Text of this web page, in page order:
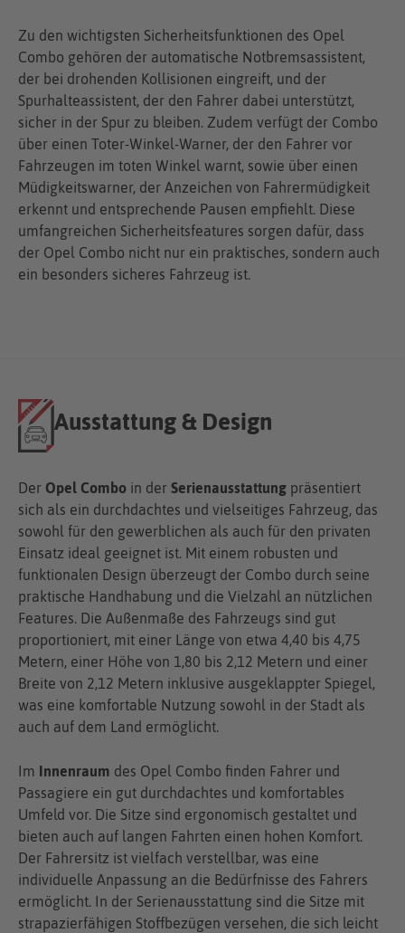
Zu den wichtigsten Sicherheitsfunktionen des Opel
Combo gehören der automatische Notbremsassistent,
der bei drohenden Kollisionen eingreift, und der
Spurhalteassistent, der den Fahrer dabei unterstützt,
sicher in der Spur zu bleiben. Zudem verfügt der Combo
über einen Toter-Winkel-Warner, der den Fahrer vor
Fahrzeugen im toten Winkel warnt, sowie über einen
Müdigkeitswarner, der Anzeichen von Fahrermüdigkeit
erkennt und entsprechende Pausen empfiehlt. Diese
umfangreichen Sicherheitsfeatures sorgen dafür, dass
der Opel Combo nicht nur ein praktisches, sondern auch
ein besonders sicheres Fahrzeug ist.
Ausstattung & Design
Der Opel Combo in der Serienausstattung präsentiert
sich als ein durchdachtes und vielseitiges Fahrzeug, das
sowohl für den gewerblichen als auch für den privaten
Einsatz ideal geeignet ist. Mit einem robusten und
funktionalen Design überzeugt der Combo durch seine
praktische Handhabung und die Vielzahl an nützlichen
Features. Die Außenmaße des Fahrzeugs sind gut
proportioniert, mit einer Länge von etwa 4,40 bis 4,75
Metern, einer Höhe von 1,80 bis 2,12 Metern und einer
Breite von 2,12 Metern inklusive ausgeklappter Spiegel,
was eine komfortable Nutzung sowohl in der Stadt als
auch auf dem Land ermöglicht.
Im Innenraum des Opel Combo finden Fahrer und
Passagiere ein gut durchdachtes und komfortables
Umfeld vor. Die Sitze sind ergonomisch gestaltet und
bieten auch auf langen Fahrten einen hohen Komfort.
Der Fahrersitz ist vielfach verstellbar, was eine
individuelle Anpassung an die Bedürfnisse des Fahrers
ermöglicht. In der Serienausstattung sind die Sitze mit
strapazierfähigen Stoffbezügen versehen, die sich leicht